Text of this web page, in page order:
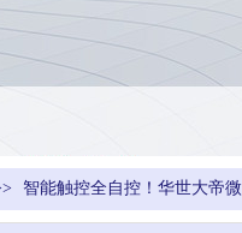
智能触控全自控！华世大帝